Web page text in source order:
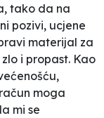
tako da na
pozivi, ucjene
materijal za
i propast. Kao
moga
mi se